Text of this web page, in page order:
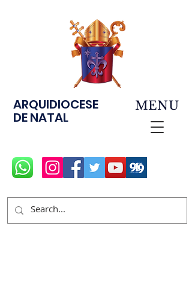
ARQUIDIOCESE
DE NATAL
MENU